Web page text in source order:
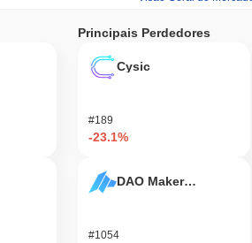
Principais Perdedores
Cysic
#189
-23.1%
DAO Maker Token
#1054